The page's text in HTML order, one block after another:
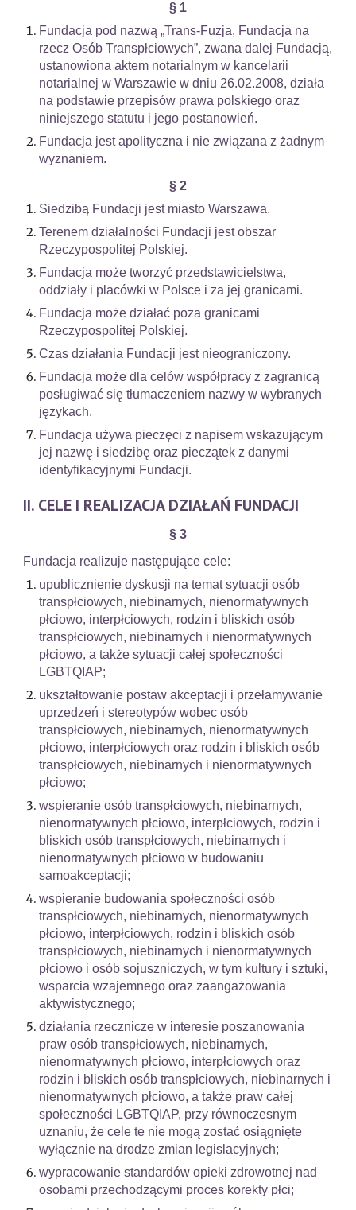
§ 1
Fundacja pod nazwą „Trans-Fuzja, Fundacja na
rzecz Osób Transpłciowych”, zwana dalej Fundacją,
ustanowiona aktem notarialnym w kancelarii
notarialnej w Warszawie w dniu 26.02.2008, działa
na podstawie przepisów prawa polskiego oraz
niniejszego statutu i jego postanowień.
Fundacja jest apolityczna i nie związana z żadnym
wyznaniem.
§ 2
Siedzibą Fundacji jest miasto Warszawa.
Terenem działalności Fundacji jest obszar
Rzeczypospolitej Polskiej.
Fundacja może tworzyć przedstawicielstwa,
oddziały i placówki w Polsce i za jej granicami.
Fundacja może działać poza granicami
Rzeczypospolitej Polskiej.
Czas działania Fundacji jest nieograniczony.
Fundacja może dla celów współpracy z zagranicą
posługiwać się tłumaczeniem nazwy w wybranych
językach.
Fundacja używa pieczęci z napisem wskazującym
jej nazwę i siedzibę oraz pieczątek z danymi
identyfikacyjnymi Fundacji.
II. CELE I REALIZACJA DZIAŁAŃ FUNDACJI
§ 3
Fundacja realizuje następujące cele:
upublicznienie dyskusji na temat sytuacji osób
transpłciowych, niebinarnych, nienormatywnych
płciowo, interpłciowych, rodzin i bliskich osób
transpłciowych, niebinarnych i nienormatywnych
płciowo, a także sytuacji całej społeczności
LGBTQIAP;
ukształtowanie postaw akceptacji i przełamywanie
uprzedzeń i stereotypów wobec osób
transpłciowych, niebinarnych, nienormatywnych
płciowo, interpłciowych oraz rodzin i bliskich osób
transpłciowych, niebinarnych i nienormatywnych
płciowo;
wspieranie osób transpłciowych, niebinarnych,
nienormatywnych płciowo, interpłciowych, rodzin i
bliskich osób transpłciowych, niebinarnych i
nienormatywnych płciowo w budowaniu
samoakceptacji;
wspieranie budowania społeczności osób
transpłciowych, niebinarnych, nienormatywnych
płciowo, interpłciowych, rodzin i bliskich osób
transpłciowych, niebinarnych i nienormatywnych
płciowo i osób sojuszniczych, w tym kultury i sztuki,
wsparcia wzajemnego oraz zaangażowania
aktywistycznego;
działania rzecznicze w interesie poszanowania
praw osób transpłciowych, niebinarnych,
nienormatywnych płciowo, interpłciowych oraz
rodzin i bliskich osób transpłciowych, niebinarnych i
nienormatywnych płciowo, a także praw całej
społeczności LGBTQIAP, przy równoczesnym
uznaniu, że cele te nie mogą zostać osiągnięte
wyłącznie na drodze zmian legislacyjnych;
wypracowanie standardów opieki zdrowotnej nad
osobami przechodzącymi proces korekty płci;